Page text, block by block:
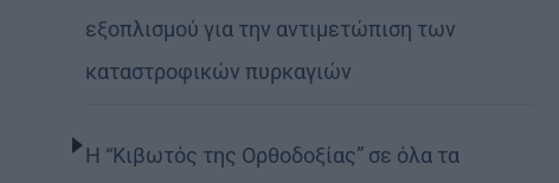
εξοπλισμού για την αντιμετώπιση των
καταστροφικών πυρκαγιών
Η “Κιβωτός της Ορθοδοξίας” σε όλα τα